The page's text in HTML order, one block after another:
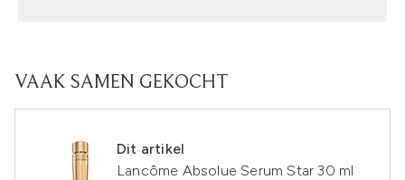
VAAK SAMEN GEKOCHT
Dit artikel
Lancôme Absolue Serum Star 30 ml